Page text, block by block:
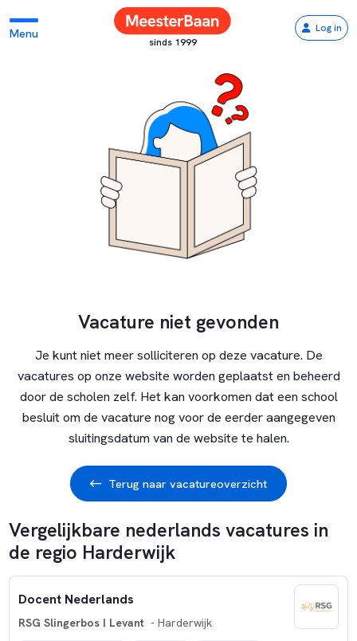
Menu
sinds 1999
Log in
Vacature niet gevonden
Je kunt niet meer solliciteren op deze vacature. De
vacatures op onze website worden geplaatst en beheerd
door de scholen zelf. Het kan voorkomen dat een school
besluit om de vacature nog voor de eerder aangegeven
sluitingsdatum van de website te halen.
Terug naar vacatureoverzicht
Vergelijkbare nederlands vacatures in
de regio Harderwijk
Docent Nederlands
RSG Slingerbos I Levant - Harderwijk